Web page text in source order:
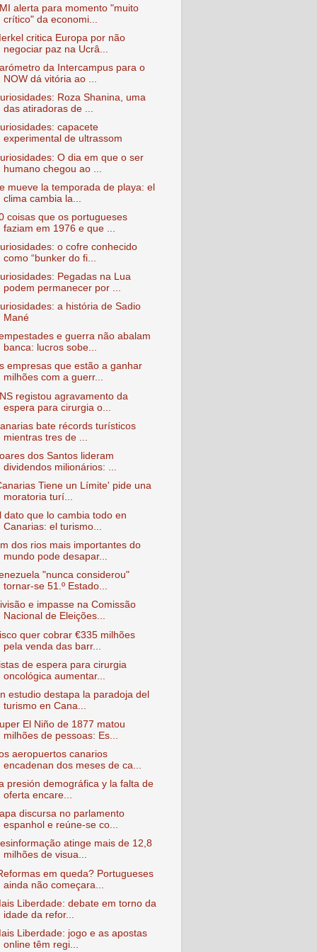
alerta para momento "muito
crítico" da economi...
critica Europa por não
negociar paz na Ucrâ...
da Intercampus para o
NOW dá vitória ao ...
Roza Shanina, uma
das atiradoras de ...
capacete
experimental de ultrassom
O dia em que o ser
humano chegou ao ...
mueve la temporada de playa: el
clima cambia la...
coisas que os portugueses
faziam em 1976 e que ...
o cofre conhecido
como “bunker do fi...
Pegadas na Lua
podem permanecer por ...
a história de Sadio
Mané
e guerra não abalam
banca: lucros sobe...
empresas que estão a ganhar
milhões com a guerr...
registou agravamento da
espera para cirurgia o...
bate récords turísticos
mientras tres de ...
dos Santos lideram
dividendos milionários: ...
Tiene un Límite' pide una
moratoria turí...
dato que lo cambia todo en
Canarias: el turismo...
dos rios mais importantes do
mundo pode desapar...
"nunca considerou"
tornar-se 51.º Estado...
e impasse na Comissão
Nacional de Eleições...
quer cobrar €335 milhões
pela venda das barr...
de espera para cirurgia
oncológica aumentar...
estudio destapa la paradoja del
turismo en Cana...
El Niño de 1877 matou
milhões de pessoas: Es...
aeropuertos canarios
encadenan dos meses de ca...
presión demográfica y la falta de
oferta encare...
discursa no parlamento
espanhol e reúne-se co...
atinge mais de 12,8
milhões de visua...
em queda? Portugueses
ainda não começara...
Liberdade : debate em torno da
idade da refor...
Liberdade : jogo e as apostas
online têm regi...